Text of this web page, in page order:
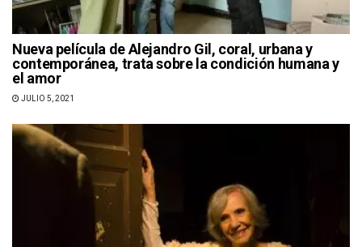
Nueva película de Alejandro Gil, coral, urbana y
contemporánea, trata sobre la condición humana y
el amor
JULIO 5, 2021